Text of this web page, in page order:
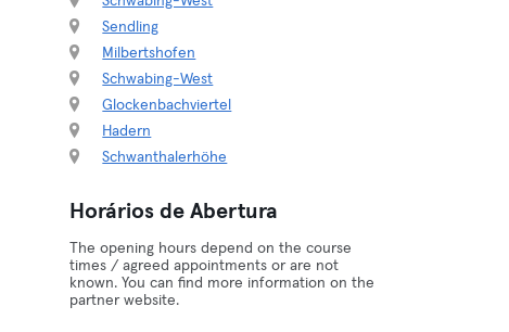
Sendling
Milbertshofen
Schwabing-West
Glockenbachviertel
Hadern
Schwanthalerhöhe
Horários de Abertura
The opening hours depend on the course
times / agreed appointments or are not
known. You can find more information on the
partner website.